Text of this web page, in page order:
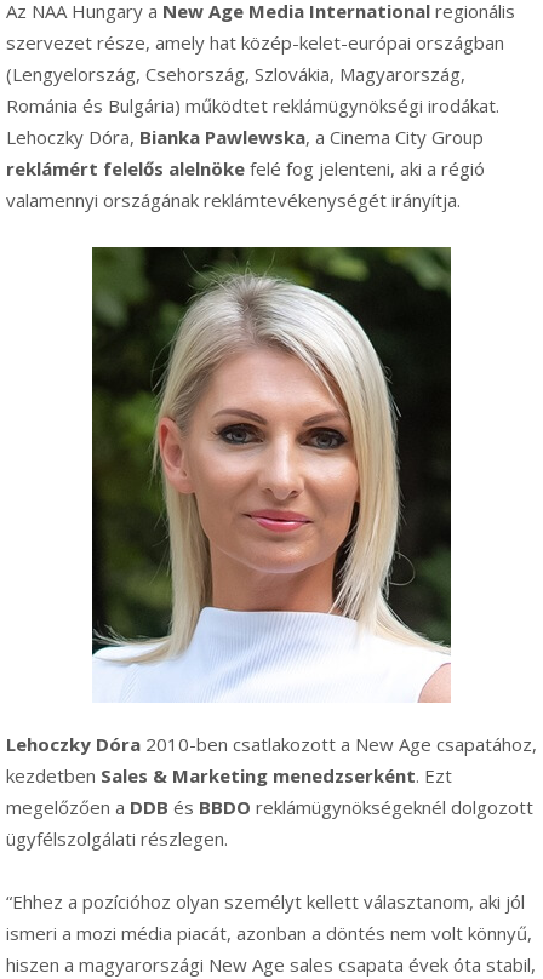
Az NAA Hungary a New Age Media International regionális
szervezet része, amely hat közép-kelet-európai országban
(Lengyelország, Csehország, Szlovákia, Magyarország,
Románia és Bulgária) működtet reklámügynökségi irodákat.
Lehoczky Dóra, Bianka Pawlewska, a Cinema City Group
reklámért felelős alelnöke felé fog jelenteni, aki a régió
valamennyi országának reklámtevékenységét irányítja.
Lehoczky Dóra 2010-ben csatlakozott a New Age csapatához,
kezdetben Sales & Marketing menedzserként. Ezt
megelőzően a DDB és BBDO reklámügynökségeknél dolgozott
ügyfélszolgálati részlegen.
“Ehhez a pozícióhoz olyan személyt kellett választanom, aki jól
ismeri a mozi média piacát, azonban a döntés nem volt könnyű,
hiszen a magyarországi New Age sales csapata évek óta stabil,